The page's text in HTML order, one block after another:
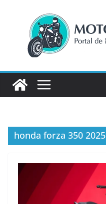
conteúdo
honda forza 350 2025